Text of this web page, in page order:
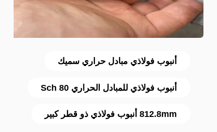
أنبوب فولاذي مبادل حراري سميك
أنبوب فولاذي للمبادل الحراري Sch 80
812.8mm أنبوب فولاذي ذو قطر كبير